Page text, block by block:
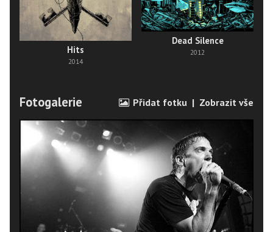
Hits
2014
Dead Silence
2012
Fotogalerie Přidat fotku | Zobrazit vše